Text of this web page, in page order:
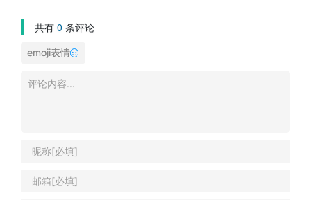
共有 0 条评论
emoji表情